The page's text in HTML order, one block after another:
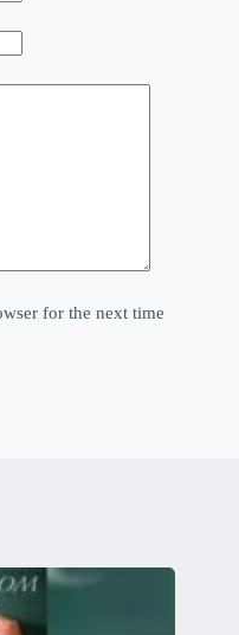
for the next time